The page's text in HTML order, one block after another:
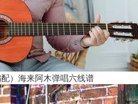
）海来阿木弹唱六线谱